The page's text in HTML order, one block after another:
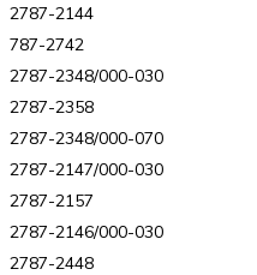
2787-2144
787-2742
2787-2348/000-030
2787-2358
2787-2348/000-070
2787-2147/000-030
2787-2157
2787-2146/000-030
2787-2448